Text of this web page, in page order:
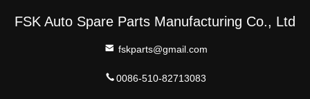
FSK Auto Spare Parts Manufacturing Co., Ltd
fskparts@gmail.com
0086-510-82713083